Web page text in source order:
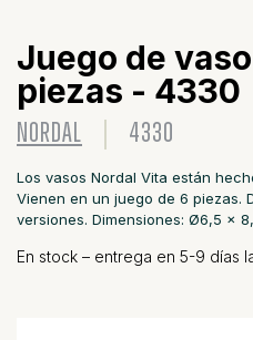
Juego de
piezas - 4330
NORDAL 4330
Los vasos Nordal Vita están
Vienen en un juego de 6 piezas.
versiones. Dimensiones: Ø6,5 x
En stock – entrega en 5-9 días